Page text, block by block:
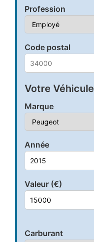
Profession
Code postal
Votre Véhicule
Marque
Année
Valeur (€)
Carburant